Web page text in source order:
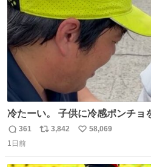
冷たーい。 子供に冷感ポンチョ
ぎで喜んでくれました。 こんな
た山口県の恩師に感謝。
返
信
361
リ
3,842
い
58,069
1日前